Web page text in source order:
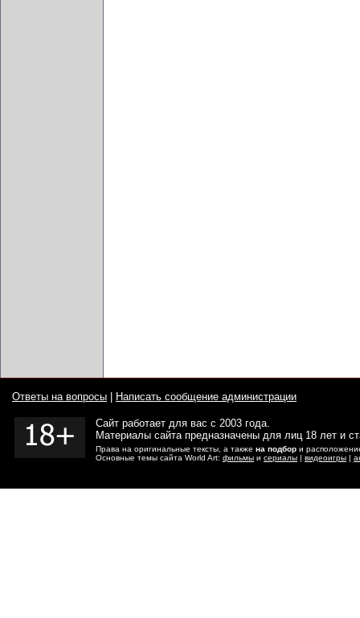
Ответы на вопросы Написать сообщение администрации
Сайт работает для вас с 2003 года.
Материалы сайта предназначены для лиц 18 лет и
Права на оригинальные тексты, а также на подбор и
Основные темы сайта World Art: фильмы и сериалы | видеоигры |